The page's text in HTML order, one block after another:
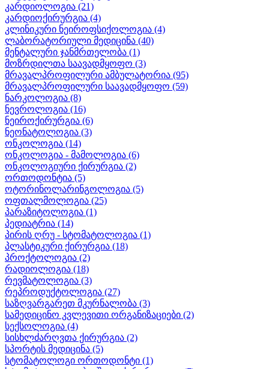
კარდიოლოგია (21)
კარდიოქირურგია (4)
კლინიკური ნეიროფსიქოლოგია (4)
ლაბორატორიული მედიცინა (40)
მენტალური ჯანმრთელობა (1)
მოზრდილთა საავადმყოფო (3)
მრავალპროფილური ამბულატორია (95)
მრავალპროფილური საავადმყოფო (59)
ნარკოლოგია (8)
ნევროლოგია (16)
ნეიროქირურგია (6)
ნეონატოლოგია (3)
ონკოლოგია (14)
ონკოლოგია - მამოლოგია (6)
ონკოლოგიური ქირურგია (2)
ორთოდონტია (5)
ოტორინოლარინგოლოგია (5)
ოფთალმოლოგია (25)
პარაზიტოლოგია (1)
პედიატრია (14)
პირის ღრუ - სტომატოლოგია (1)
პლასტიკური ქირურგია (18)
პროქტოლოგია (2)
რადიოლოგია (18)
რევმატოლოგია (3)
რეპროდუქტოლოგია (27)
საზღვარგარეთ მკურნალობა (3)
სამედიცინო კვლევითი ორგანიზაციები (2)
სექსოლოგია (4)
სისხლძარღვთა ქირურგია (2)
სპორტის მედიცინა (5)
სტომატოლოგი ორთოდონტი (1)